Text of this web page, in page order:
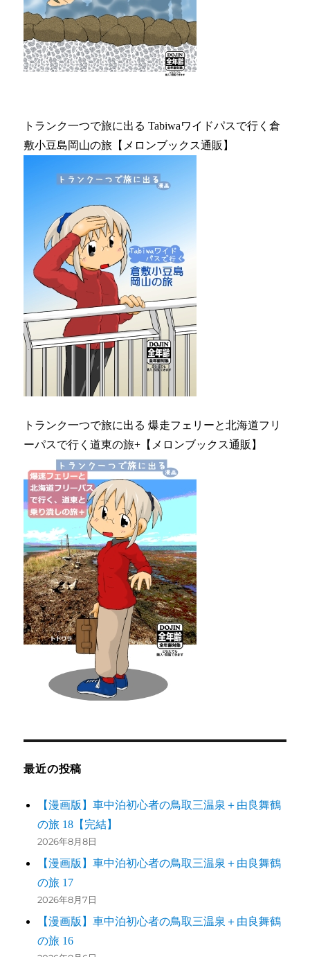
トランク一つで旅に出る Tabiwaワイドパスで行く倉
敷小豆島岡山の旅【メロンブックス通販】
トランク一つで旅に出る 爆走フェリーと北海道フリ
ーパスで行く道東の旅+【メロンブックス通販】
最近の投稿
【漫画版】車中泊初心者の鳥取三温泉＋由良舞鶴
の旅 18【完結】
2026年8月8日
【漫画版】車中泊初心者の鳥取三温泉＋由良舞鶴
の旅 17
2026年8月7日
【漫画版】車中泊初心者の鳥取三温泉＋由良舞鶴
の旅 16